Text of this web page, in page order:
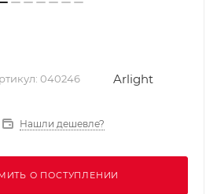
040246 Arlight
Нашли дешевле?
О ПОСТУПЛЕНИИ